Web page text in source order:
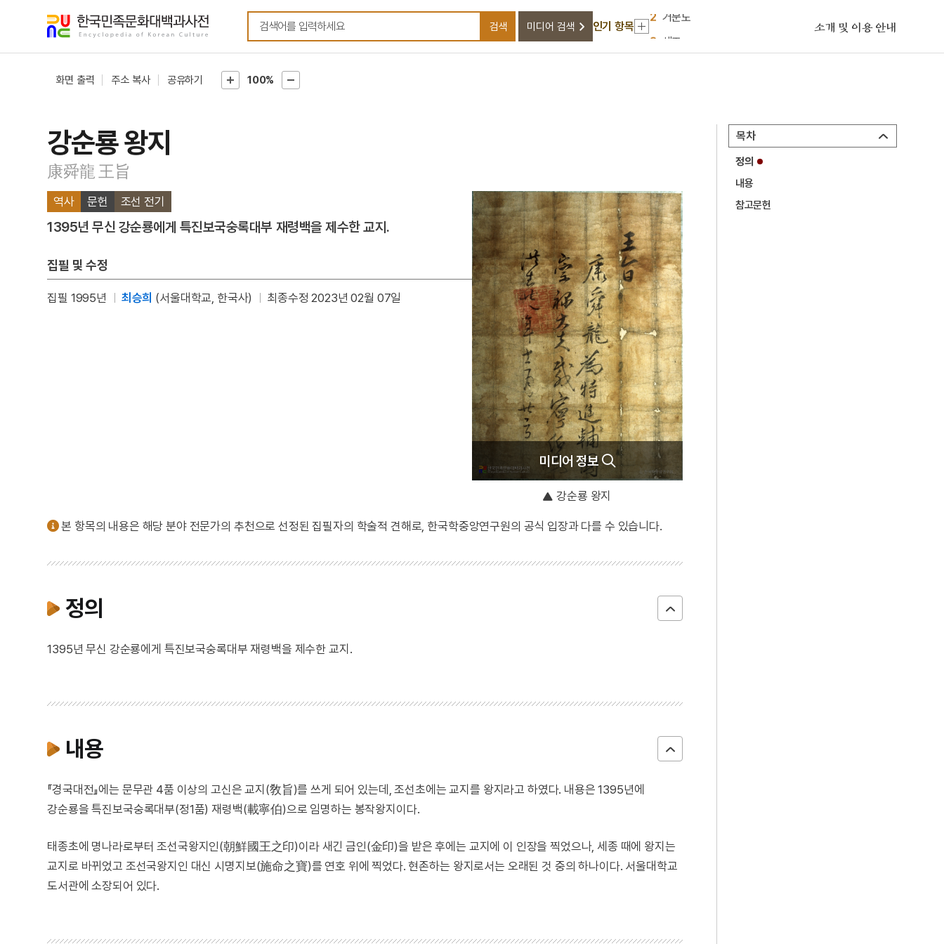
검색어를 입력하세요
검색 미디어 검색 인기 항목
4 입안
10 가옥문기
1 금성대군
2 거문도
3 세조
4 입안
5 권기옥
6 일제강점기
7 절기
8 정조
9
10
소개 및 이용 안내
화면 출력 주소 복사 공유하기 100%
목차
정의
내용
참고문헌
강순룡 왕지
康舜龍 王旨
역사 문헌 조선 전기
1395년 무신 강순룡에게 특진보국숭록대부 재령백을 제수한 교지.
집필 및 수정
집필 1995년 최승희 (서울대학교, 한국사) 최종수정 2023년 02월 07일
미디어 정보
강순룡 왕지
본 항목의 내용은 해당 분야 전문가의 추천으로 선정된 집필자의 학술적 견해로, 한국학중앙연구원의 공식 입장과 다를 수 있습니다.
정의
1395년 무신 강순룡에게 특진보국숭록대부 재령백을 제수한 교지.
내용
『경국대전』에는 문무관 4품 이상의 고신은 교지(敎旨)를 쓰게 되어 있는데, 조선초에는 교지를 왕지라고 하였다. 내용은 1395년에
강순룡을 특진보국숭록대부(정1품) 재령백(載寧伯)으로 임명하는 봉작왕지이다.
태종초에 명나라로부터 조선국왕지인(朝鮮國王之印)이라 새긴 금인(金印)을 받은 후에는 교지에 이 인장을 찍었으나, 세종 때에 왕지는
교지로 바뀌었고 조선국왕지인 대신 시명지보(施命之寶)를 연호 위에 찍었다. 현존하는 왕지로서는 오래된 것 중의 하나이다. 서울대학교
도서관에 소장되어 있다.